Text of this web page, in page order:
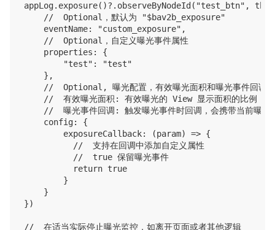
appLog.exposure()?.observeByNodeId("test_btn",
    //  Optional，默认为 "$bav2b_exposure"
    eventName: "custom_exposure",
    //  Optional，自定义曝光事件属性
    properties: {
        "test": "test"
    },
    //  Optional, 曝光配置，有效曝光面积和曝光事件回调
//  有效曝光面积: 有效曝光的 View 显示面积的比例，
//  曝光事件回调: 触发曝光事件时回调，会携带当前曝光
    config: {
        exposureCallback: (param) => {
          //  支持在回调中添加自定义属性
          //  true 保留曝光事件
          return true
        }
    }
})
//  在适当实际停止曝光监控，如离开页面或者其他逻辑